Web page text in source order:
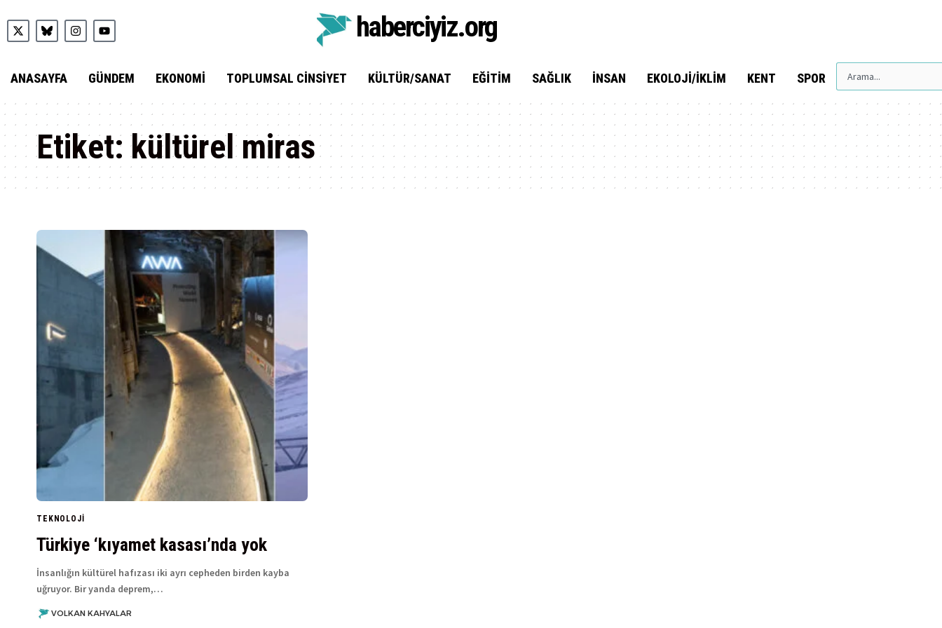
haberciyiz.org
ANASAYFA GÜNDEM EKONOMI TOPLUMSAL CINSIYET KÜLTÜR/SANAT EĞITIM SAĞLIK İNSAN EKOLOJI/İKLIM KENT SPOR
Etiket:kültürel miras
TEKNOLOJI
Türkiye ‘kıyamet kasası’nda yok
İnsanlığın kültürel hafızası iki ayrı cepheden birden kayba
uğruyor. Bir yanda deprem,…
VOLKAN KAHYALAR